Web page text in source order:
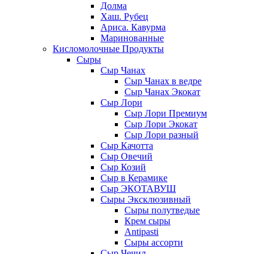
Долма
Хаш. Рубец
Ариса. Кавурма
Маринованные
Кисломолочные Продукты
Сыры
Сыр Чанах
Сыр Чанах в ведре
Сыр Чанах Экокат
Сыр Лори
Сыр Лори Премиум
Сыр Лори Экокат
Сыр Лори разный
Сыр Качотта
Сыр Овечий
Сыр Козий
Сыр в Керамике
Сыр ЭКОТАВУШ
Сыры Эксклюзивный
Сыры полутведые
Крем сыры
Antipasti
Сыры ассорти